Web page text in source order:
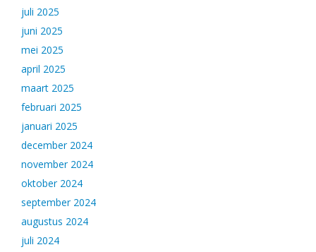
juli 2025
juni 2025
mei 2025
april 2025
maart 2025
februari 2025
januari 2025
december 2024
november 2024
oktober 2024
september 2024
augustus 2024
juli 2024